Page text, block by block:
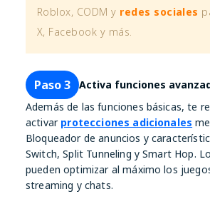
Roblox, CODM y redes sociales
X, Facebook y más.
Paso 3
Activa funciones
Además de las funciones básicas, te
activar protecciones adicionales
Bloqueador de anuncios y
Switch, Split Tunneling y Smart Hop.
pueden optimizar al máximo los
streaming y chats.